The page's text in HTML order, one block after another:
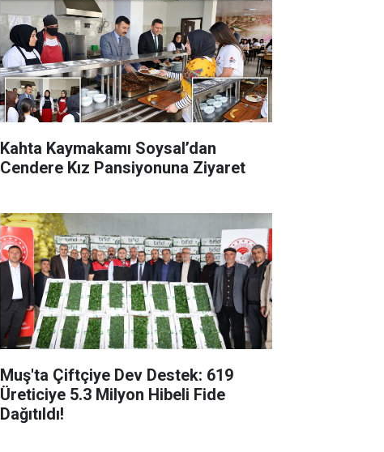
Kahta Kaymakamı Soysal’dan
Cendere Kız Pansiyonuna Ziyaret
Muş'ta Çiftçiye Dev Destek: 619
Üreticiye 5.3 Milyon Hibeli Fide
Dağıtıldı!